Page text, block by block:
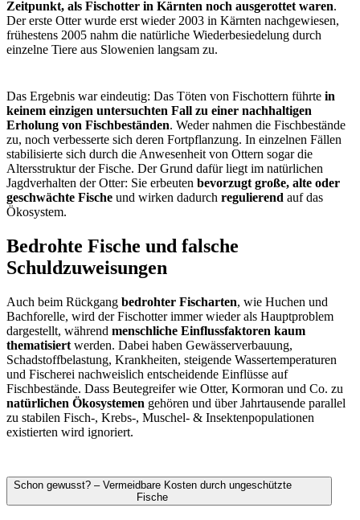
Zeitpunkt, als Fischotter in Kärnten noch ausgerottet waren.
Der erste Otter wurde erst wieder 2003 in Kärnten nachgewiesen,
frühestens 2005 nahm die natürliche Wiederbesiedelung durch
einzelne Tiere aus Slowenien langsam zu.
Das Ergebnis war eindeutig: Das Töten von Fischottern führte in
keinem einzigen untersuchten Fall zu einer nachhaltigen
Erholung von Fischbeständen. Weder nahmen die Fischbestände
zu, noch verbesserte sich deren Fortpflanzung. In einzelnen Fällen
stabilisierte sich durch die Anwesenheit von Ottern sogar die
Altersstruktur der Fische. Der Grund dafür liegt im natürlichen
Jagdverhalten der Otter: Sie erbeuten bevorzugt große, alte oder
geschwächte Fische und wirken dadurch regulierend auf das
Ökosystem.
Bedrohte Fische und falsche
Schuldzuweisungen
Auch beim Rückgang bedrohter Fischarten, wie Huchen und
Bachforelle, wird der Fischotter immer wieder als Hauptproblem
dargestellt, während menschliche Einflussfaktoren kaum
thematisiert werden. Dabei haben Gewässerverbauung,
Schadstoffbelastung, Krankheiten, steigende Wassertemperaturen
und Fischerei nachweislich entscheidende Einflüsse auf
Fischbestände. Dass Beutegreifer wie Otter, Kormoran und Co. zu
natürlichen Ökosystemen gehören und über Jahrtausende parallel
zu stabilen Fisch-, Krebs-, Muschel- & Insektenpopulationen
existierten wird ignoriert.
Schon gewusst? – Vermeidbare Kosten durch ungeschützte
Fische